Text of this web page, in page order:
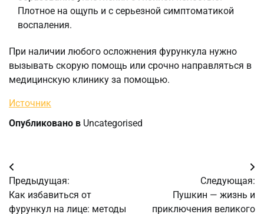
Плотное на ощупь и с серьезной симптоматикой
воспаления.
При наличии любого осложнения фурункула нужно
вызывать скорую помощь или срочно направляться в
медицинскую клинику за помощью.
Источник
Опубликовано в Uncategorised
Навигация
по
Предыдущая:
Как избавиться от
фурункул на лице: методы
Следующая:
Пушкин — жизнь и
приключения великого